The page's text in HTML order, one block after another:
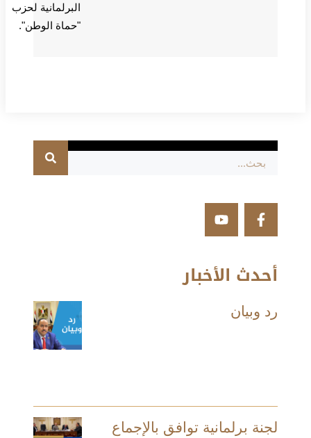
البرلمانية لحزب
"حماة الوطن".
أحدث الأخبار
رد وبيان
لجنة برلمانية توافق بالإجماع